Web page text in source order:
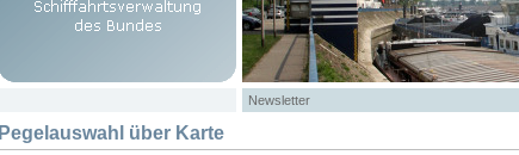
Newsletter
Pegelauswahl über Karte